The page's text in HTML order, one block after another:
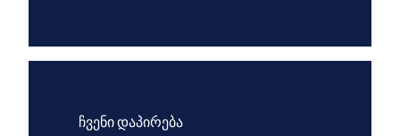
ჩვენი დაპირება